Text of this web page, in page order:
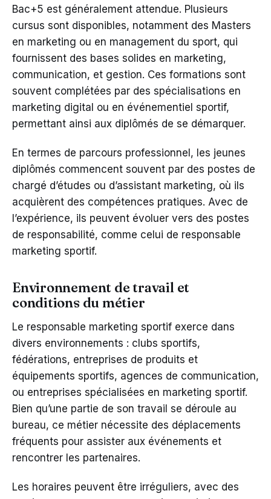
Bac+5 est généralement attendue. Plusieurs
cursus sont disponibles, notamment des Masters
en marketing ou en management du sport, qui
fournissent des bases solides en marketing,
communication, et gestion. Ces formations sont
souvent complétées par des spécialisations en
marketing digital ou en événementiel sportif,
permettant ainsi aux diplômés de se démarquer.
En termes de parcours professionnel, les jeunes
diplômés commencent souvent par des postes de
chargé d’études ou d’assistant marketing, où ils
acquièrent des compétences pratiques. Avec de
l’expérience, ils peuvent évoluer vers des postes
de responsabilité, comme celui de responsable
marketing sportif.
Environnement de travail et
conditions du métier
Le responsable marketing sportif exerce dans
divers environnements : clubs sportifs,
fédérations, entreprises de produits et
équipements sportifs, agences de communication,
ou entreprises spécialisées en marketing sportif.
Bien qu’une partie de son travail se déroule au
bureau, ce métier nécessite des déplacements
fréquents pour assister aux événements et
rencontrer les partenaires.
Les horaires peuvent être irréguliers, avec des